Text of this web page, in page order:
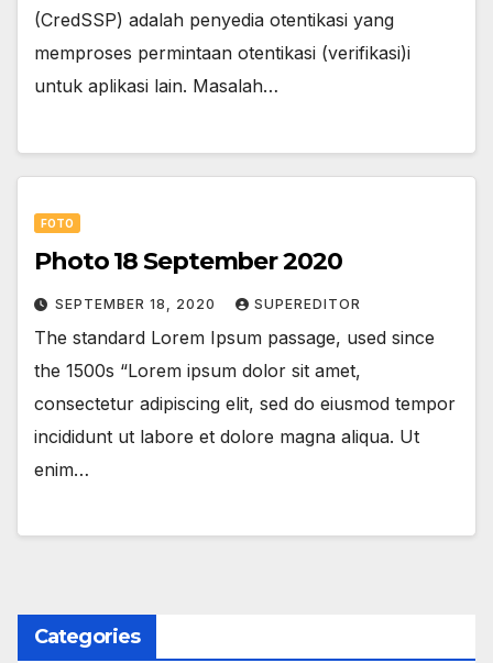
(CredSSP) adalah penyedia otentikasi yang
memproses permintaan otentikasi (verifikasi)i
untuk aplikasi lain. Masalah…
FOTO
Photo 18 September 2020
SEPTEMBER 18, 2020 SUPEREDITOR
The standard Lorem Ipsum passage, used since
the 1500s “Lorem ipsum dolor sit amet,
consectetur adipiscing elit, sed do eiusmod tempor
incididunt ut labore et dolore magna aliqua. Ut
enim…
Categories